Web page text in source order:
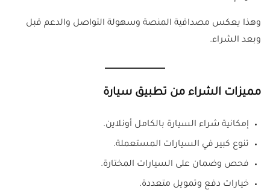
وهذا يعكس مصداقية المنصة وسهولة التواصل والدعم قبل
وبعد الشراء.
مميزات الشراء من تطبيق سيارة
إمكانية شراء السيارة بالكامل أونلاين.
تنوع كبير في السيارات المستعملة.
فحص وضمان على السيارات المختارة.
خيارات دفع وتمويل متعددة.